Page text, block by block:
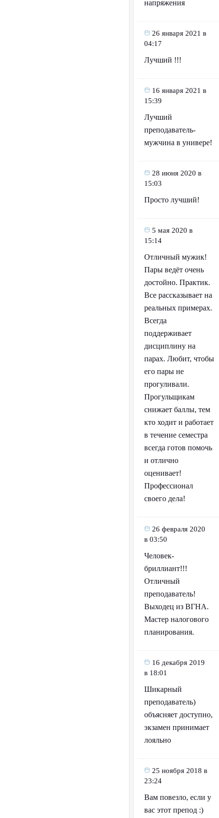
напряжения
26 января 2021 в
04:17
Лучший !!!
16 января 2021 в
15:39
Лучший
преподаватель-
мужчина в универе!
28 июня 2020 в
15:03
Просто лучший!
5 мая 2020 в
15:14
Отличный мужик!
Пары ведёт очень
достойно. Практик.
Все рассказывает на
реальных примерах.
Всегда
поддерживает
дисциплину на
парах. Любит, чтобы
его пары не
прогуливали.
Прогульщикам
снижает баллы, тем
кто ходит и работает
в течение семестра
всегда готов помочь
и отлично
оценивает!
Профессионал
своего дела!
26 февраля 2020
в 03:50
Человек-
бриллиант!!!
Отличный
преподаватель!
Выходец из ВГНА.
Мастер налогового
планирования.
16 декабря 2019
в 18:01
Шикарный
преподаватель)
объясняет доступно,
экзамен принимает
лояльно
25 ноября 2018 в
23:24
Вам повезло, если у
вас этот препод :)